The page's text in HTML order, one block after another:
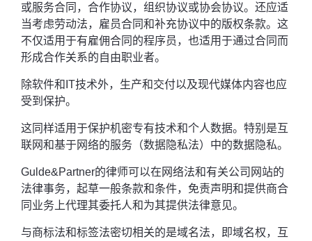
或服务合同，合作协议，组织协议或协会协议。还应适
当考虑劳动法，雇员合同和补充协议中的版权条款。这
不仅适用于有雇佣合同的程序员，也适用于通过合同而
形成合作关系的自由职业者。
除软件和IT技术外，生产和交付以及现代媒体内容也应
受到保护。
这同样适用于保护机密专有技术和个人数据。特别是互
联网和基于网络的服务（数据隐私法）中的数据隐私。
Gulde&Partner的律师可以在网络法和有关公司网站的
法律事务，起草一般条款和条件，免责声明和提供商合
同业务上代理其委托人和为其提供法律意见。
与商标法和标签法密切相关的是域名法，即域名权，互